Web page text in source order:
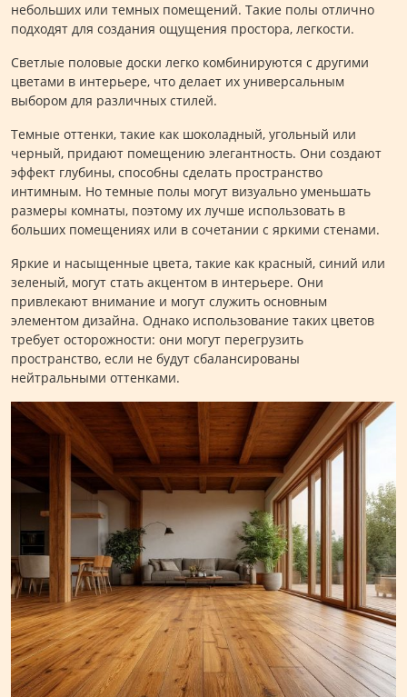
небольших или темных помещений. Такие полы отлично
подходят для создания ощущения простора, легкости.
Светлые половые доски легко комбинируются с другими
цветами в интерьере, что делает их универсальным
выбором для различных стилей.
Темные оттенки, такие как шоколадный, угольный или
черный, придают помещению элегантность. Они создают
эффект глубины, способны сделать пространство
интимным. Но темные полы могут визуально уменьшать
размеры комнаты, поэтому их лучше использовать в
больших помещениях или в сочетании с яркими стенами.
Яркие и насыщенные цвета, такие как красный, синий или
зеленый, могут стать акцентом в интерьере. Они
привлекают внимание и могут служить основным
элементом дизайна. Однако использование таких цветов
требует осторожности: они могут перегрузить
пространство, если не будут сбалансированы
нейтральными оттенками.